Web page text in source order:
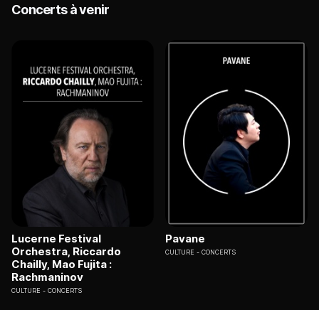
Concerts à venir
Lucerne Festival
Orchestra, Riccardo
Chailly, Mao Fujita :
Rachmaninov
CULTURE CONCERTS
Pavane
CULTURE CONCERTS